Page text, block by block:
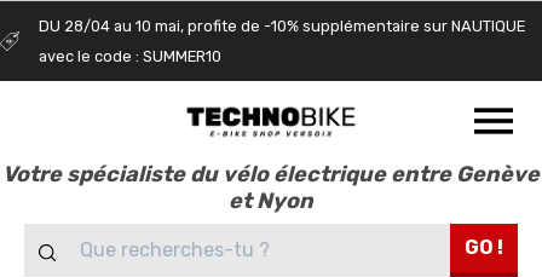
DU 28/04 au 10 mai, profite de -10% supplémentaire sur NAUTIQUE
avec le code : SUMMER10
Votre spécialiste du vélo électrique entre Genève
et Nyon
GO !